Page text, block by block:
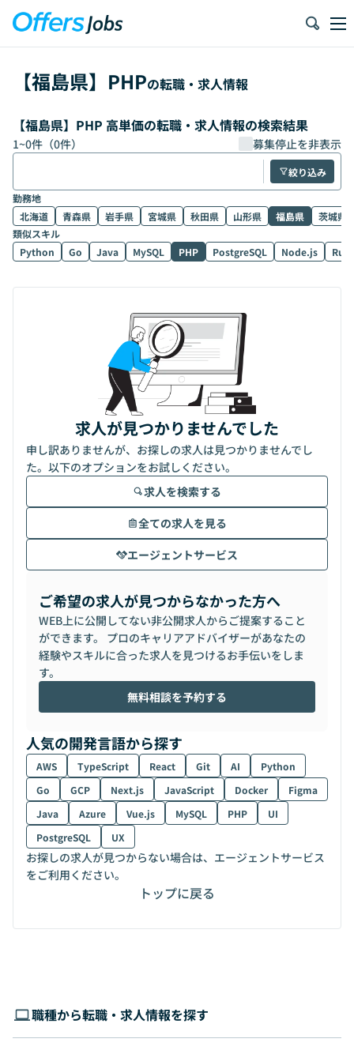
【福島県】 PHPの転職・求人情報
【福島県】PHP 高単価の転職・求人情報の検索結果
1~0件（0件） 募集停止を非表示
絞り込み
勤務地
北海道
青森県 岩手県 宮城県 秋田県 山形県 福島県
茨城県
類似スキル
Python
Go Java MySQL PHP PostgreSQL Node.js
求人が見つかりませんでした
申し訳ありませんが、お探しの求人は見つかりませんでし
た。以下のオプションをお試しください。
求人を検索する
全ての求人を見る
エージェントサービス
ご希望の求人が見つからなかった方へ
WEB上に公開してない非公開求人からご提案すること
ができます。 プロのキャリアアドバイザーがあなたの
経験やスキルに合った求人を見つけるお手伝いをしま
す。
無料相談を予約する
人気の開発言語から探す
AWS TypeScript React Git AI
Python
Go
GCP Next.js JavaScript Docker
Figma
Java
Azure Vue.js MySQL PHP
UI
PostgreSQL
UX
お探しの求人が見つからない場合は、エージェントサービス
をご利用ください。
トップに戻る
職種から転職・求人情報を探す